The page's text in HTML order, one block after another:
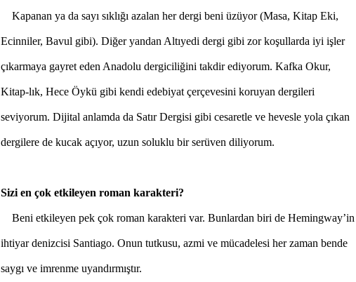
Kapanan ya da sayı sıklığı azalan her dergi beni üzüyor (Masa, Kitap Eki,
Ecinniler, Bavul gibi). Diğer yandan Altıyedi dergi gibi zor koşullarda iyi işler
çıkarmaya gayret eden Anadolu dergiciliğini takdir ediyorum. Kafka Okur,
Kitap-lık, Hece Öykü gibi kendi edebiyat çerçevesini koruyan dergileri
seviyorum. Dijital anlamda da Satır Dergisi gibi cesaretle ve hevesle yola çıkan
dergilere de kucak açıyor, uzun soluklu bir serüven diliyorum.
Sizi en çok etkileyen roman karakteri?
Beni etkileyen pek çok roman karakteri var. Bunlardan biri de Hemingway’in
ihtiyar denizcisi Santiago. Onun tutkusu, azmi ve mücadelesi her zaman bende
saygı ve imrenme uyandırmıştır.